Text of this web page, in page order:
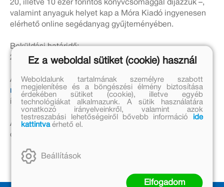
20, illetve 10 ezer forintos könyvcsomaggal díjazzuk –,
valamint anyaguk helyet kap a Móra Kiadó ingyenesen
elérhető online segédanyag gyűjteményében.
Beküldési határidő:
2023.03.15.
A pályázatokat elektronikus formában várjuk a
moraedu@mora.hue-mail címre. A tárgymezőbe kérjük
írja be: Témahét projektterv pályázat!
A pályázattal kapcsolatos kérdéseiket is ezen az e-mail
címen fogadjuk és válaszoljuk meg.
Ez a weboldal sütiket (cookie) használ
Weboldalunk tartalmának személyre szabott
megjelenítése és a böngészési élmény biztosítása
érdekében sütiket (cookie), illetve egyéb
technológiákat alkalmazunk. A sütik használatára
vonatkozó irányelveinkről, valamint azok
testreszabási lehetőségeiről bővebb információ
ide
kattintvaérhető el.
Beállítások
Elfogadom